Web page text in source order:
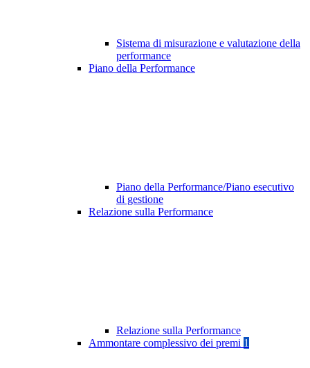
Sistema di misurazione e valutazione della
performance
Piano della Performance
Piano della Performance/Piano esecutivo
di gestione
Relazione sulla Performance
Relazione sulla Performance
Ammontare complessivo dei premi 1